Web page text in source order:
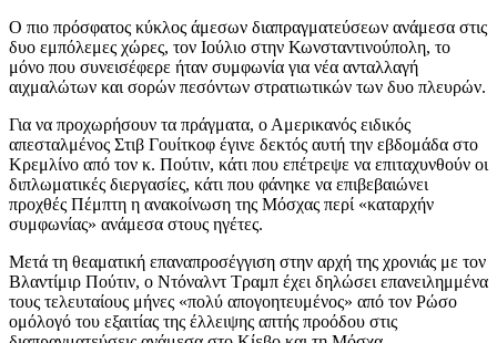
Ο πιο πρόσφατος κύκλος άμεσων διαπραγματεύσεων ανάμεσα στις
δυο εμπόλεμες χώρες, τον Ιούλιο στην Κωνσταντινούπολη, το
μόνο που συνεισέφερε ήταν συμφωνία για νέα ανταλλαγή
αιχμαλώτων και σορών πεσόντων στρατιωτικών των δυο πλευρών.
Για να προχωρήσουν τα πράγματα, ο Αμερικανός ειδικός
απεσταλμένος Στιβ Γουίτκοφ έγινε δεκτός αυτή την εβδομάδα στο
Κρεμλίνο από τον κ. Πούτιν, κάτι που επέτρεψε να επιταχυνθούν οι
διπλωματικές διεργασίες, κάτι που φάνηκε να επιβεβαιώνει
προχθές Πέμπτη η ανακοίνωση της Μόσχας περί «καταρχήν
συμφωνίας» ανάμεσα στους ηγέτες.
Μετά τη θεαματική επαναπροσέγγιση στην αρχή της χρονιάς με τον
Βλαντίμιρ Πούτιν, ο Ντόναλντ Τραμπ έχει δηλώσει επανειλημμένα
τους τελευταίους μήνες «πολύ απογοητευμένος» από τον Ρώσο
ομόλογό του εξαιτίας της έλλειψης απτής προόδου στις